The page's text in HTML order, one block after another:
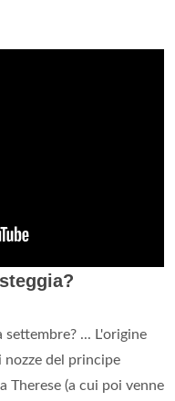
settembre? ... L'origine
nozze del principe
Therese (a cui poi venne